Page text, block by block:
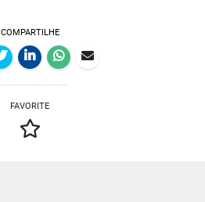
COMPARTILHE
FAVORITE